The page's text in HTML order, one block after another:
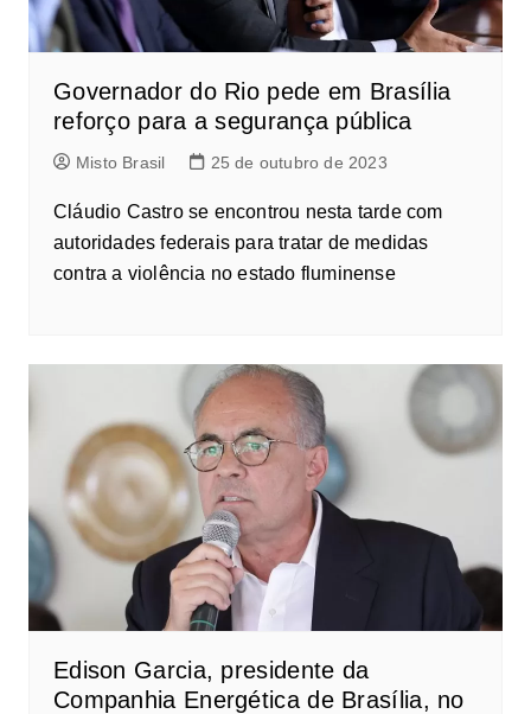
Governador do Rio pede em Brasília
reforço para a segurança pública
Misto Brasil 25 de outubro de 2023
Cláudio Castro se encontrou nesta tarde com
autoridades federais para tratar de medidas
contra a violência no estado fluminense
Edison Garcia, presidente da
Companhia Energética de Brasília, no